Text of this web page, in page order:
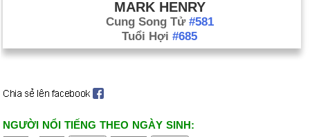
MARK HENRY
Cung Song Tử #581
Tuổi Hợi #685
NGƯỜI NỔI TIẾNG THEO NGÀY SINH: